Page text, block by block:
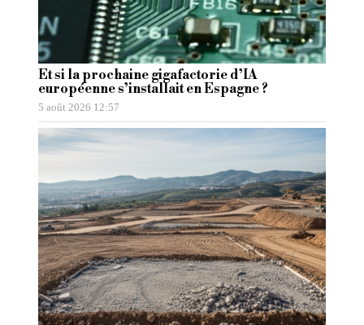
Et si la prochaine gigafactorie d’IA
européenne s’installait en Espagne ?
5 août 2026 12:57